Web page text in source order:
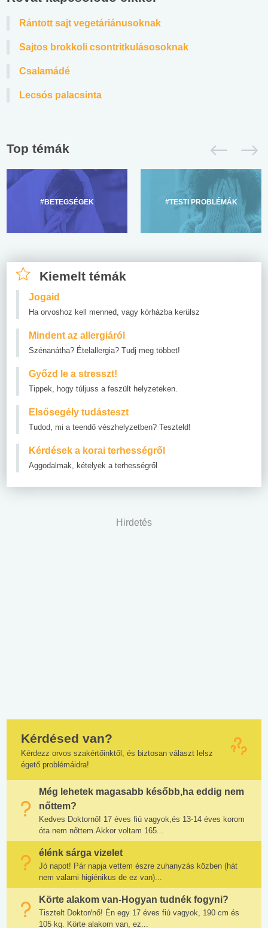
Rántott sajt vegetáriánusoknak
Sajtos brokkoli csontritkulásosoknak
Csalamádé
Lecsós palacsinta
Top témák
#BETEGSÉGEK #TESTI PROBLÉMÁK
Kiemelt témák
Jogaid
Ha orvoshoz kell menned, vagy kórházba kerülsz
Mindent az allergiáról
Szénanátha? Ételallergia? Tudj meg többet!
Győzd le a stresszt!
Tippek, hogy túljuss a feszült helyzeteken.
Elsősegély tudásteszt
Tudod, mi a teendő vészhelyzetben? Teszteld!
Kérdések a korai terhességről
Aggodalmak, kételyek a terhességről
Hirdetés
Kérdésed van?
Kérdezz orvos szakértőinktől, és biztosan választ lelsz
égető problémáidra!
Még lehetek magasabb később,ha eddig nem
nőttem?
Kedves Doktornő! 17 éves fiú vagyok,és 13-14 éves korom
óta nem nőttem.Akkor voltam 165...
élénk sárga vizelet
Jó napot! Pár napja vettem észre zuhanyzás közben (hát
nem valami higiénikus de ez van)...
Körte alakom van-Hogyan tudnék fogyni?
Tisztelt Doktor/nő! Én egy 17 éves fiú vagyok, 190 cm és
105 kg. Körte alakom van, ez...